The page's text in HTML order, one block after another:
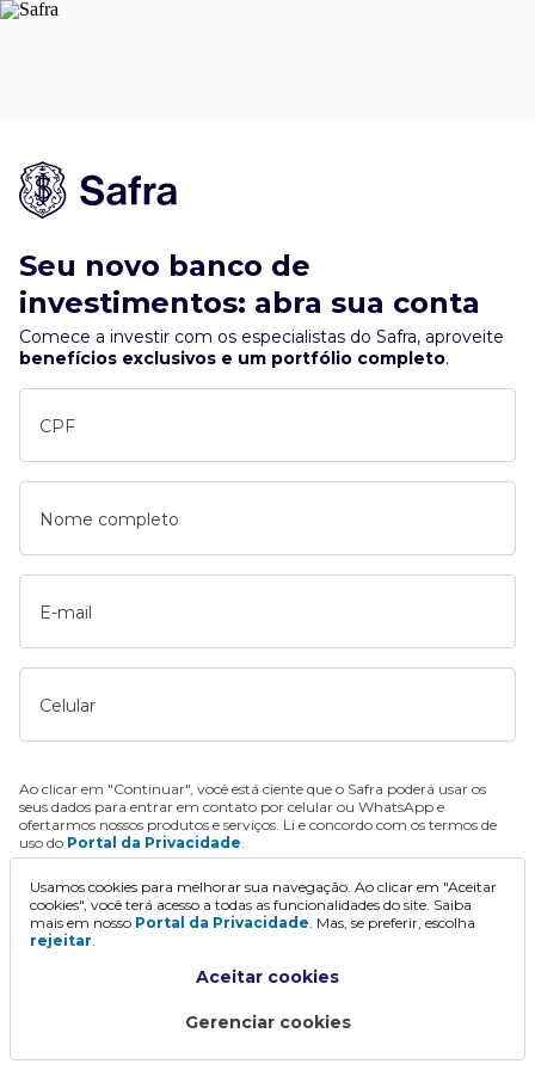
Seu novo banco de
investimentos: abra sua conta
Comece a investir com os especialistas do Safra, aproveite
benefícios exclusivos e um portfólio completo.
CPF
Nome completo
E-mail
Celular
Ao clicar em "Continuar", você está ciente que o Safra poderá usar os
seus dados para entrar em contato por celular ou WhatsApp e
ofertarmos nossos produtos e serviços. Li e concordo com os termos de
uso do Portal da Privacidade.
Continuar
Usamos cookies para melhorar sua navegação. Ao clicar em "Aceitar
cookies", você terá acesso a todas as funcionalidades do site. Saiba
mais em nosso Portal da Privacidade. Mas, se preferir, escolha
rejeitar.
Aceitar cookies
Gerenciar cookies